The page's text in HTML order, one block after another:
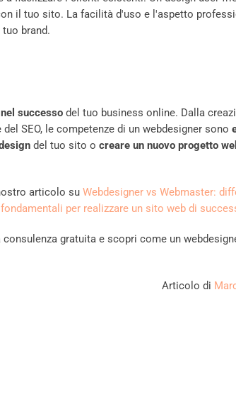
il tuo sito. La facilità d'uso e l'aspetto
brand.
successo del tuo business online. Dalla
SEO, le competenze di un webdesigner sono
del tuo sito o creare un nuovo progetto
articolo su Webdesigner vs Webmaster:
per realizzare un sito web di
consulenza gratuita e scopri come un
Articolo di